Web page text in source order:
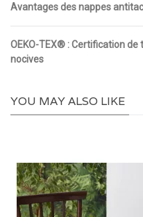
Avantages des nappes
OEKO-TEX® : Certification
nocives
YOU MAY ALSO LIKE